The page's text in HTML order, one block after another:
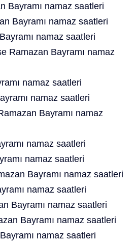
Bayramı namaz saatleri
Bayramı namaz saatleri
namaz saatleri
Ramazan Bayramı namaz
namaz saatleri
namaz saatleri
Bayramı namaz
namaz saatleri
namaz saatleri
Bayramı namaz saatleri
namaz saatleri
Bayramı namaz saatleri
Bayramı namaz saatleri
namaz saatleri